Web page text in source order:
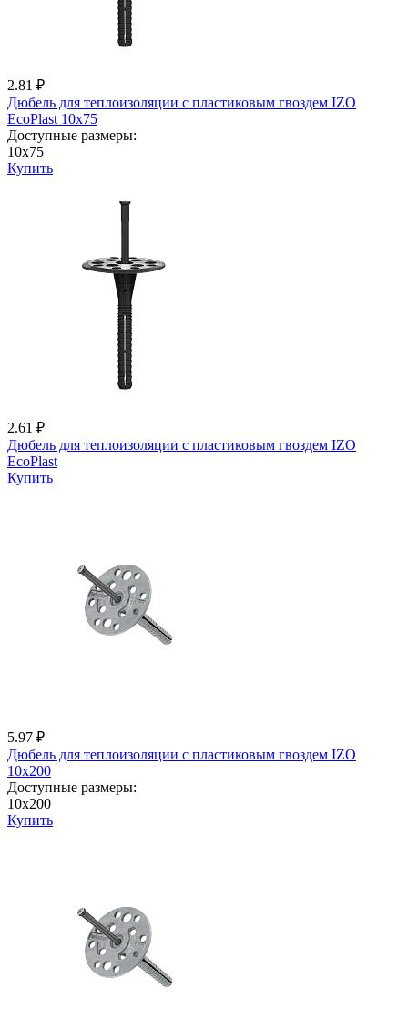
2.81 ₽
Дюбель для теплоизоляции с пластиковым гвоздем IZО
EcoPlast 10x75
Доступные размеры:
10x75
Купить
2.61 ₽
Дюбель для теплоизоляции с пластиковым гвоздем IZО
EcoPlast
Купить
5.97 ₽
Дюбель для теплоизоляции с пластиковым гвоздем IZО
10x200
Доступные размеры:
10x200
Купить